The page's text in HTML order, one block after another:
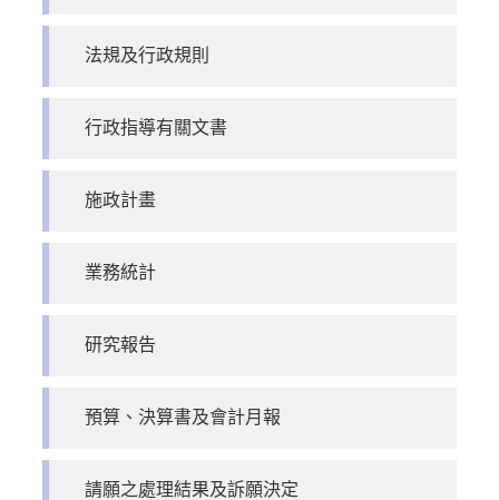
法規及行政規則
行政指導有關文書
施政計畫
業務統計
研究報告
預算、決算書及會計月報
請願之處理結果及訴願決定